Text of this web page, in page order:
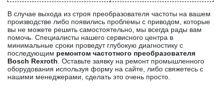
В случае выхода из строя преобразователя частоты на вашем
производстве либо появились проблемы с приводом, которые
вы не можете решить самостоятельно, мы всегда рады вам
помочь. Специалисты нашего сервисного центра в
минимальные сроки проведут глубокую диагностику с
последующим ремонтом частотного преобразователя
Bosch Rexroth . Оставьте заявку на ремонт промышленного
оборудования используя форму на сайте, либо свяжетесь с
нашими менеджерами, сделать это очень просто.